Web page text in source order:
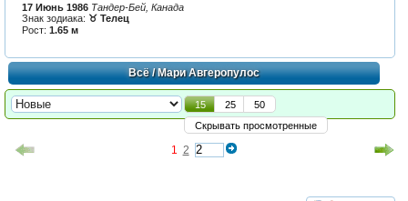
17 Июнь 1986 Тандер-Бей, Канада
Знак зодиака: ♉ Телец
Рост: 1.65 м
Всё/ Мари Авгеропулос
15 25
50
Скрывать просмотренные
1 2